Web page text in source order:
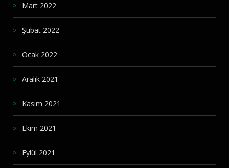
Mart 2022
Şubat 2022
Ocak 2022
Aralık 2021
Kasım 2021
Ekim 2021
Eylül 2021